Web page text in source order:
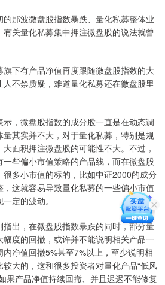
那波微盘股指数暴跌、量化私募整体业
关量化私募集中押注微盘股的说法就曾
下有产品净值再度跟随微盘股指数的大
不禁质疑，难道量化私募还在微盘股里
，微盘股指数的成分股一直是在动态调
其实并不大，对于量化私募，特别是规
面积押注微盘股的可能性不大。不过，
些偏小市值策略的产品线，而在微盘股
多小市值的标的，比如中证2000的成分
这就容易导致量化私募的一些偏小市值
定的波动。
出，在微盘股指数暴跌的同时，部分量
度的回撤，或许并不能说明相关产品一
净值回撤5%甚至7%以上，至少说明相
大的，这和很多投资者对量化产品“低风
果产品净值持续回撤、并且迟迟不能修复